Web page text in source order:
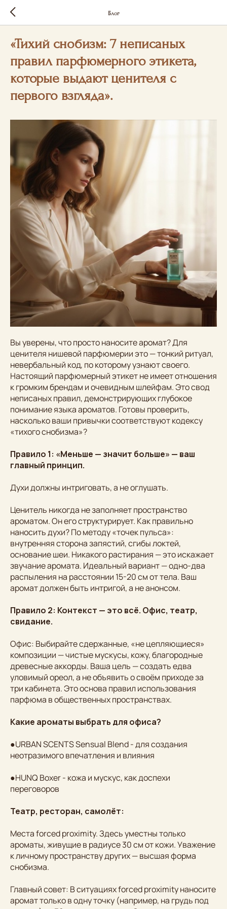
Блог
«Тихий снобизм: 7 неписаных
правил парфюмерного этикета,
которые выдают ценителя с
первого взгляда».
Вы уверены, что просто наносите аромат? Для
ценителя нишевой парфюмерии это — тонкий ритуал,
невербальный код, по которому узнают своего.
Настоящий парфюмерный этикет не имеет отношения
к громким брендам и очевидным шлейфам. Это свод
неписаных правил, демонстрирующих глубокое
понимание языка ароматов. Готовы проверить,
насколько ваши привычки соответствуют кодексу
«тихого снобизма»?
Правило 1: «Меньше — значит больше» — ваш
главный принцип.
Духи должны интриговать, а не оглушать.
Ценитель никогда не заполняет пространство
ароматом. Он его структурирует. Как правильно
наносить духи? По методу «точек пульса»:
внутренняя сторона запястий, сгибы локтей,
основание шеи. Никакого растирания — это искажает
звучание аромата. Идеальный вариант — одно-два
распыления на расстоянии 15-20 см от тела. Ваш
аромат должен быть интригой, а не анонсом.
Правило 2: Контекст — это всё. Офис, театр,
свидание.
Офис: Выбирайте сдержанные, «не цепляющиеся»
композиции — чистые мускусы, кожу, благородные
древесные аккорды. Ваша цель — создать едва
уловимый ореол, а не объявить о своём приходе за
три кабинета. Это основа правил использования
парфюма в общественных пространствах.
Какие ароматы выбрать для офиса?
●URBAN SCENTS Sensual Blend - для создания
неотразимого впечатления и влияния
●HUNQ Boxer - кожа и мускус, как доспехи
переговоров
Театр, ресторан, самолёт:
Места forced proximity. Здесь уместны только
ароматы, живущие в радиусе 30 см от кожи. Уважение
к личному пространству других — высшая форма
снобизма.
Главный совет: В ситуациях forced proximity наносите
аромат только в одну точку (например, на грудь под